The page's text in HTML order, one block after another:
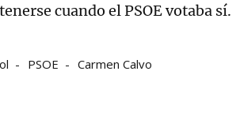
cuando el PSOE votaba sí.
PSOE Carmen Calvo